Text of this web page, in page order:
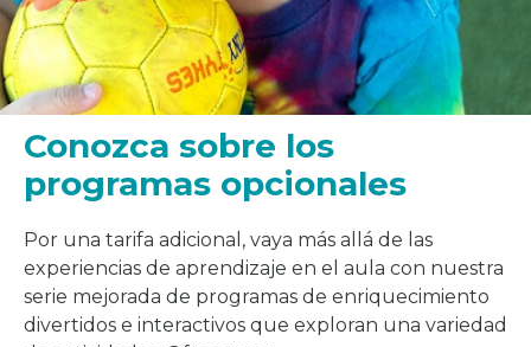
Conozca sobre los
programas opcionales
Por una tarifa adicional, vaya más allá de las
experiencias de aprendizaje en el aula con nuestra
serie mejorada de programas de enriquecimiento
divertidos e interactivos que exploran una variedad